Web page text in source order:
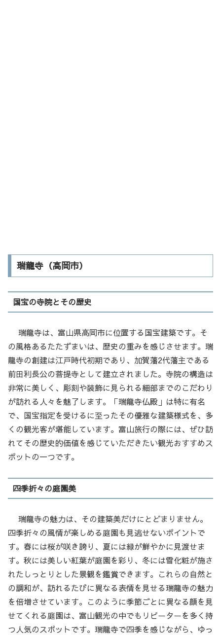
瑞龍寺（高岡市）
国宝の寺院とその歴史
瑞龍寺は、富山県高岡市に位置する国宝建築です。そ
の風格あるたたずまいは、歴史の重みを感じさせます。瑞
龍寺の創建は江戸時代初期であり、加賀藩2代藩主である
前田利長公の菩提寺として建立されました。寺院の構造は
非常に美しく、彫刻や装飾に見られる細部までのこだわり
が訪れる人々を魅了します。「瑞龍寺仏殿」は特に有名
で、国宝指定を受けるに至ったその優雅な建築様式を、多
くの観光客が堪能しています。富山旅行の際には、ぜひ訪
れてその歴史的価値を感じていただきたい観光おすすめス
ポットの一つです。
四季折々の庭園美
瑞龍寺の魅力は、その建築美だけにとどまりません。
四季折々の風情が楽しめる庭園も見逃せないポイントで
す。春には桜が咲き誇り、夏には緑が鮮やかに見渡せま
す。秋には美しい紅葉が庭園を彩り、冬には雪化粧が施さ
れたしっとりとした景観を鑑賞できます。これらの自然と
の調和が、訪れるたびに異なる表情を見せる瑞龍寺の魅力
を倍増させています。このように季節ごとに異なる顔を見
せてくれる庭園は、富山観光の中でもリピーターを多く持
つ人気のスポットです。瑞龍寺で四季を感じながら、ゆっ